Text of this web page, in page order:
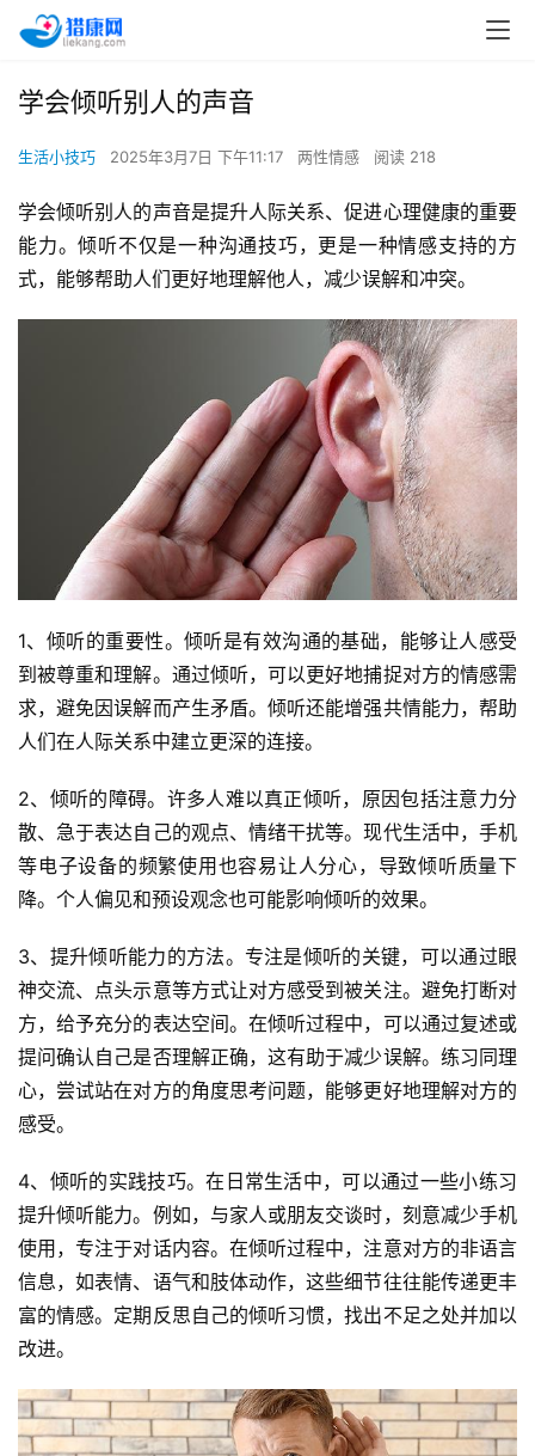
学会倾听别人的声音
生活小技巧 2025年3月7日 下午11:17 两性情感 阅读 218
学会倾听别人的声音是提升人际关系、促进心理健康的重要
能力。倾听不仅是一种沟通技巧，更是一种情感支持的方
式，能够帮助人们更好地理解他人，减少误解和冲突。
1、倾听的重要性。倾听是有效沟通的基础，能够让人感受
到被尊重和理解。通过倾听，可以更好地捕捉对方的情感需
求，避免因误解而产生矛盾。倾听还能增强共情能力，帮助
人们在人际关系中建立更深的连接。
2、倾听的障碍。许多人难以真正倾听，原因包括注意力分
散、急于表达自己的观点、情绪干扰等。现代生活中，手机
等电子设备的频繁使用也容易让人分心，导致倾听质量下
降。个人偏见和预设观念也可能影响倾听的效果。
3、提升倾听能力的方法。专注是倾听的关键，可以通过眼
神交流、点头示意等方式让对方感受到被关注。避免打断对
方，给予充分的表达空间。在倾听过程中，可以通过复述或
提问确认自己是否理解正确，这有助于减少误解。练习同理
心，尝试站在对方的角度思考问题，能够更好地理解对方的
感受。
4、倾听的实践技巧。在日常生活中，可以通过一些小练习
提升倾听能力。例如，与家人或朋友交谈时，刻意减少手机
使用，专注于对话内容。在倾听过程中，注意对方的非语言
信息，如表情、语气和肢体动作，这些细节往往能传递更丰
富的情感。定期反思自己的倾听习惯，找出不足之处并加以
改进。